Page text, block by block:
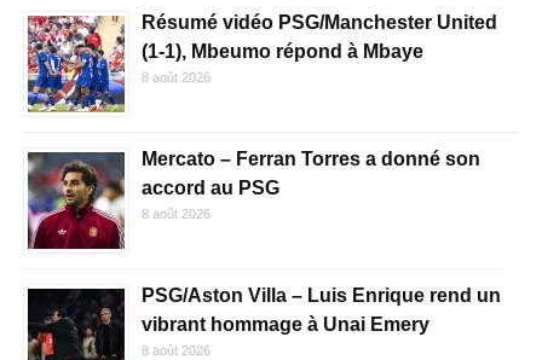
Résumé vidéo PSG/Manchester United
(1-1), Mbeumo répond à Mbaye
8 août 2026
Mercato – Ferran Torres a donné son
accord au PSG
8 août 2026
PSG/Aston Villa – Luis Enrique rend un
vibrant hommage à Unai Emery
8 août 2026